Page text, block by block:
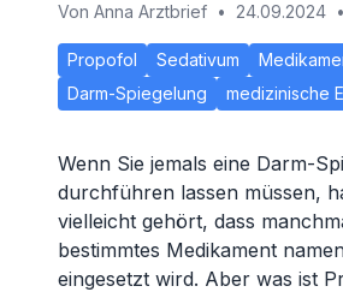
Von Anna Arztbrief • 24.09.2024 •
Propofol Sedativum
Darm-Spiegelung
medizinische
Wenn Sie jemals eine Darm-
durchführen lassen müssen,
vielleicht gehört, dass
bestimmtes Medikament
eingesetzt wird. Aber was ist